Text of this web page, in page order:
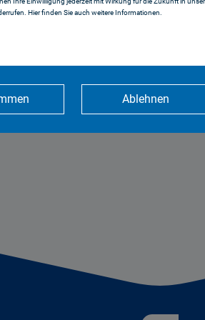
Hier finden Sie auch weitere Informationen.
Ablehnen
im DAB- Netz